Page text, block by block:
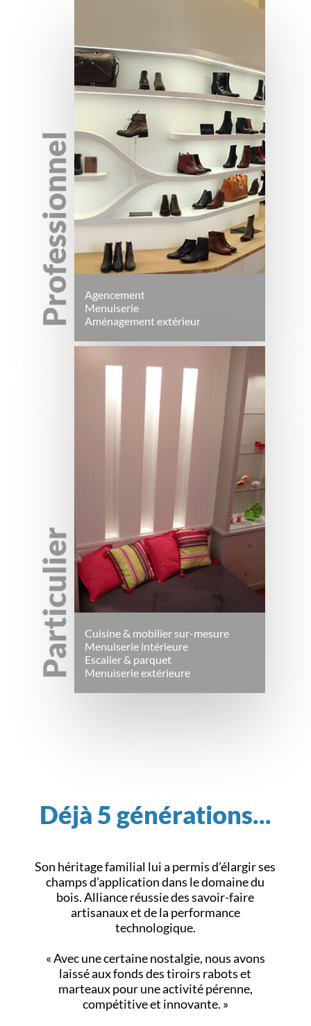
Professionnel
Agencement
Menuiserie
Aménagement extérieur
Particulier
Cuisine & mobilier sur-mesure
Menuiserie intérieure
Escalier & parquet
Menuiserie extérieure
Déjà 5 générations...
Son héritage familial lui a permis d’élargir ses
champs d’application dans le domaine du
bois. Alliance réussie des savoir-faire
artisanaux et de la performance
technologique.
« Avec une certaine nostalgie, nous avons
laissé aux fonds des tiroirs rabots et
marteaux pour une activité pérenne,
compétitive et innovante. »